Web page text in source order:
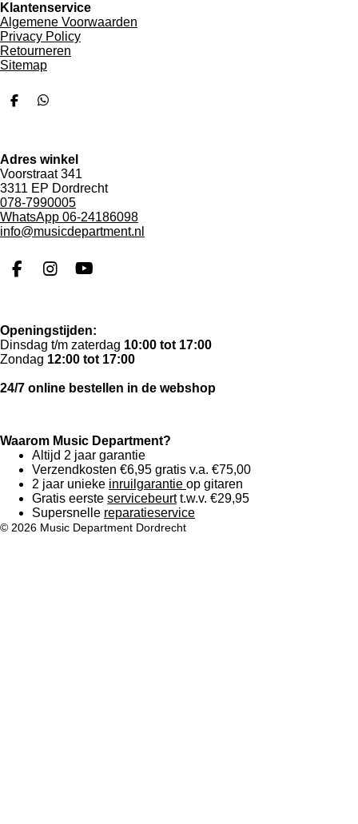
Klantenservice
Algemene Voorwaarden
Privacy Policy
Retourneren
Sitemap
D
n
D
n
Adres winkel
Voorstraat 341
3311 EP Dordrecht
078-7990005
WhatsApp 06-24186098
info@musicdepartment.nl
F
b
o
o
k
I
a
g
r
a
m
Y
u
b
e
Openingstijden:
Dinsdag t/m zaterdag 10:00 tot 17:00
Zondag 12:00 tot 17:00
24/7 online bestellen in de webshop
Waarom Music Department?
Altijd 2 jaar garantie
Verzendkosten €6,95 gratis v.a. €75,00
2 jaar unieke inruilgarantie op gitaren
Gratis eerste servicebeurtt.w.v. €29,95
Supersnelle reparatieservice
© 2026 Music Department Dordrecht